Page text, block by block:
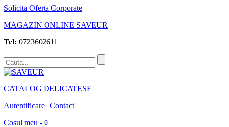
Solicita Oferta Corporate
MAGAZIN ONLINE SAVEUR
Tel: 0723602611
CATALOG DELICATESE
Autentificare | Contact
Cosul meu - 0